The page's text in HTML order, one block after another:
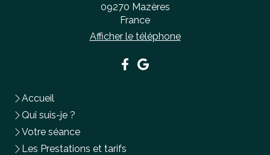
09270 Mazères
France
Afficher le téléphone
Accueil
Qui suis-je ?
Votre séance
Les Prestations et tarifs